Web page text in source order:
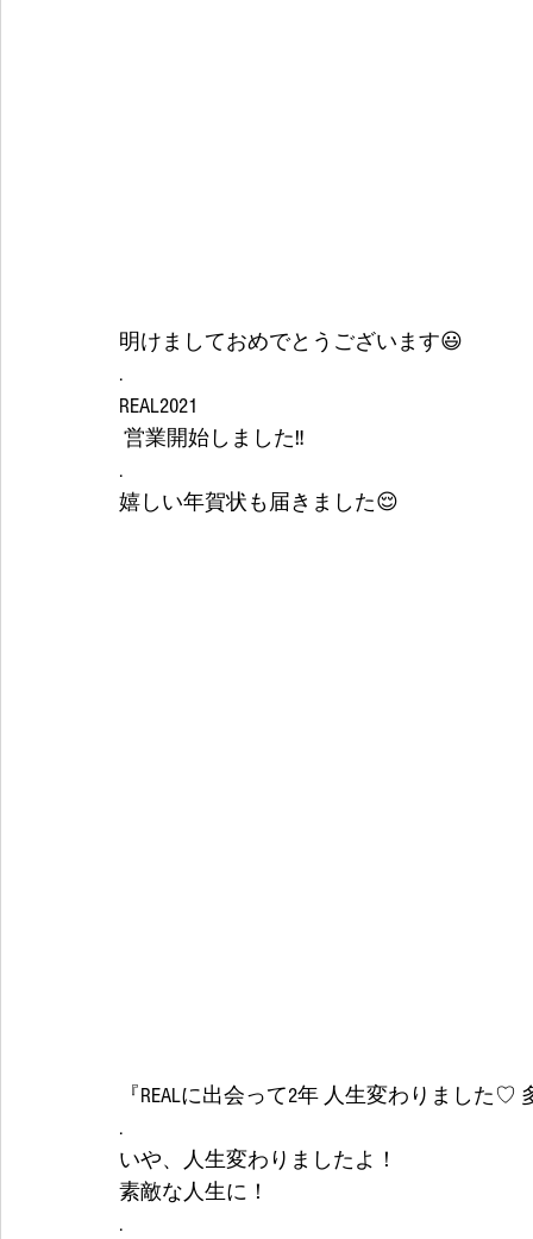
明けましておめでとうございます😃
.
REAL2021
営業開始しました‼️
.
嬉しい年賀状も届きました😌
『REALに出会って2年 人生変わりました♡
.
いや、人生変わりましたよ！
素敵な人生に！
.